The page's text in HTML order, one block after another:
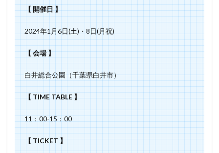
【 開催日 】
2024年1月6日(土)・8日(月祝)
【 会場 】
白井総合公園（千葉県白井市）
【 TIME TABLE 】
11：00-15：00
【 TICKET 】